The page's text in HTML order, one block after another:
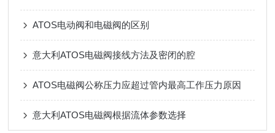
ATOS电动阀和电磁阀的区别
意大利ATOS电磁阀接线方法及密闭的腔
ATOS电磁阀公称压力应超过管内最高工作压力原因
意大利ATOS电磁阀根据流体参数选择